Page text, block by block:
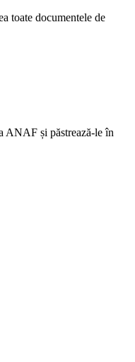
toate documentele de
ANAF și păstrează-le în